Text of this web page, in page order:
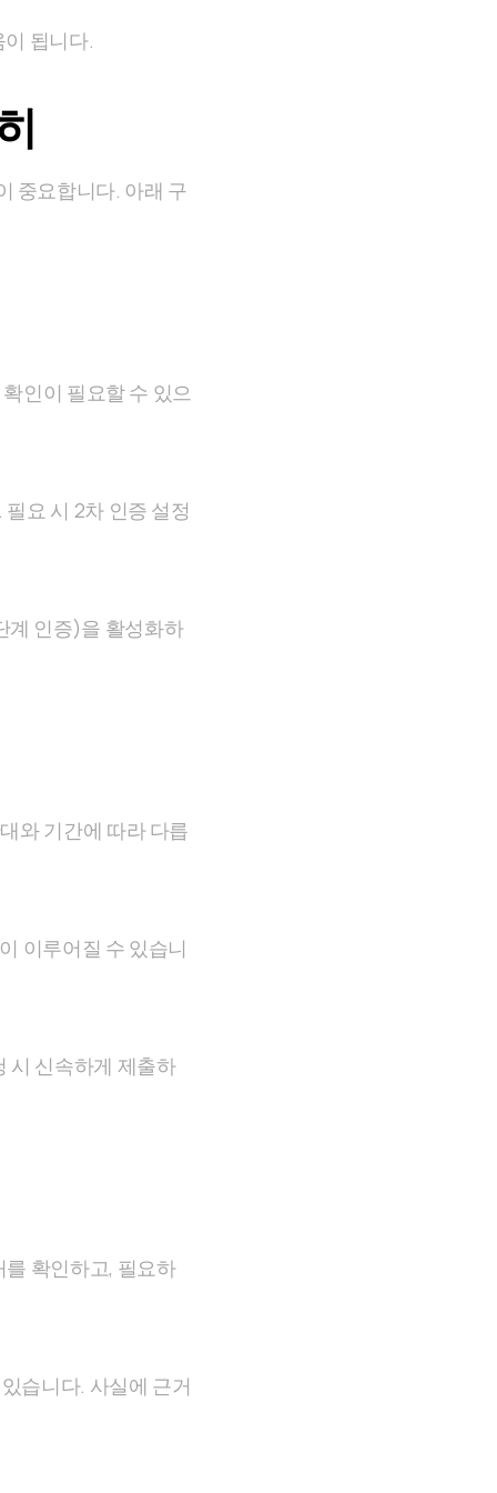
됩니다.
중요합니다. 아래 구
인이 필요할 수 있으
요 시 2차 인증 설정
계 인증)을 활성화하
와 기간에 따라 다릅
이루어질 수 있습니
시 신속하게 제출하
확인하고, 필요하
습니다. 사실에 근거